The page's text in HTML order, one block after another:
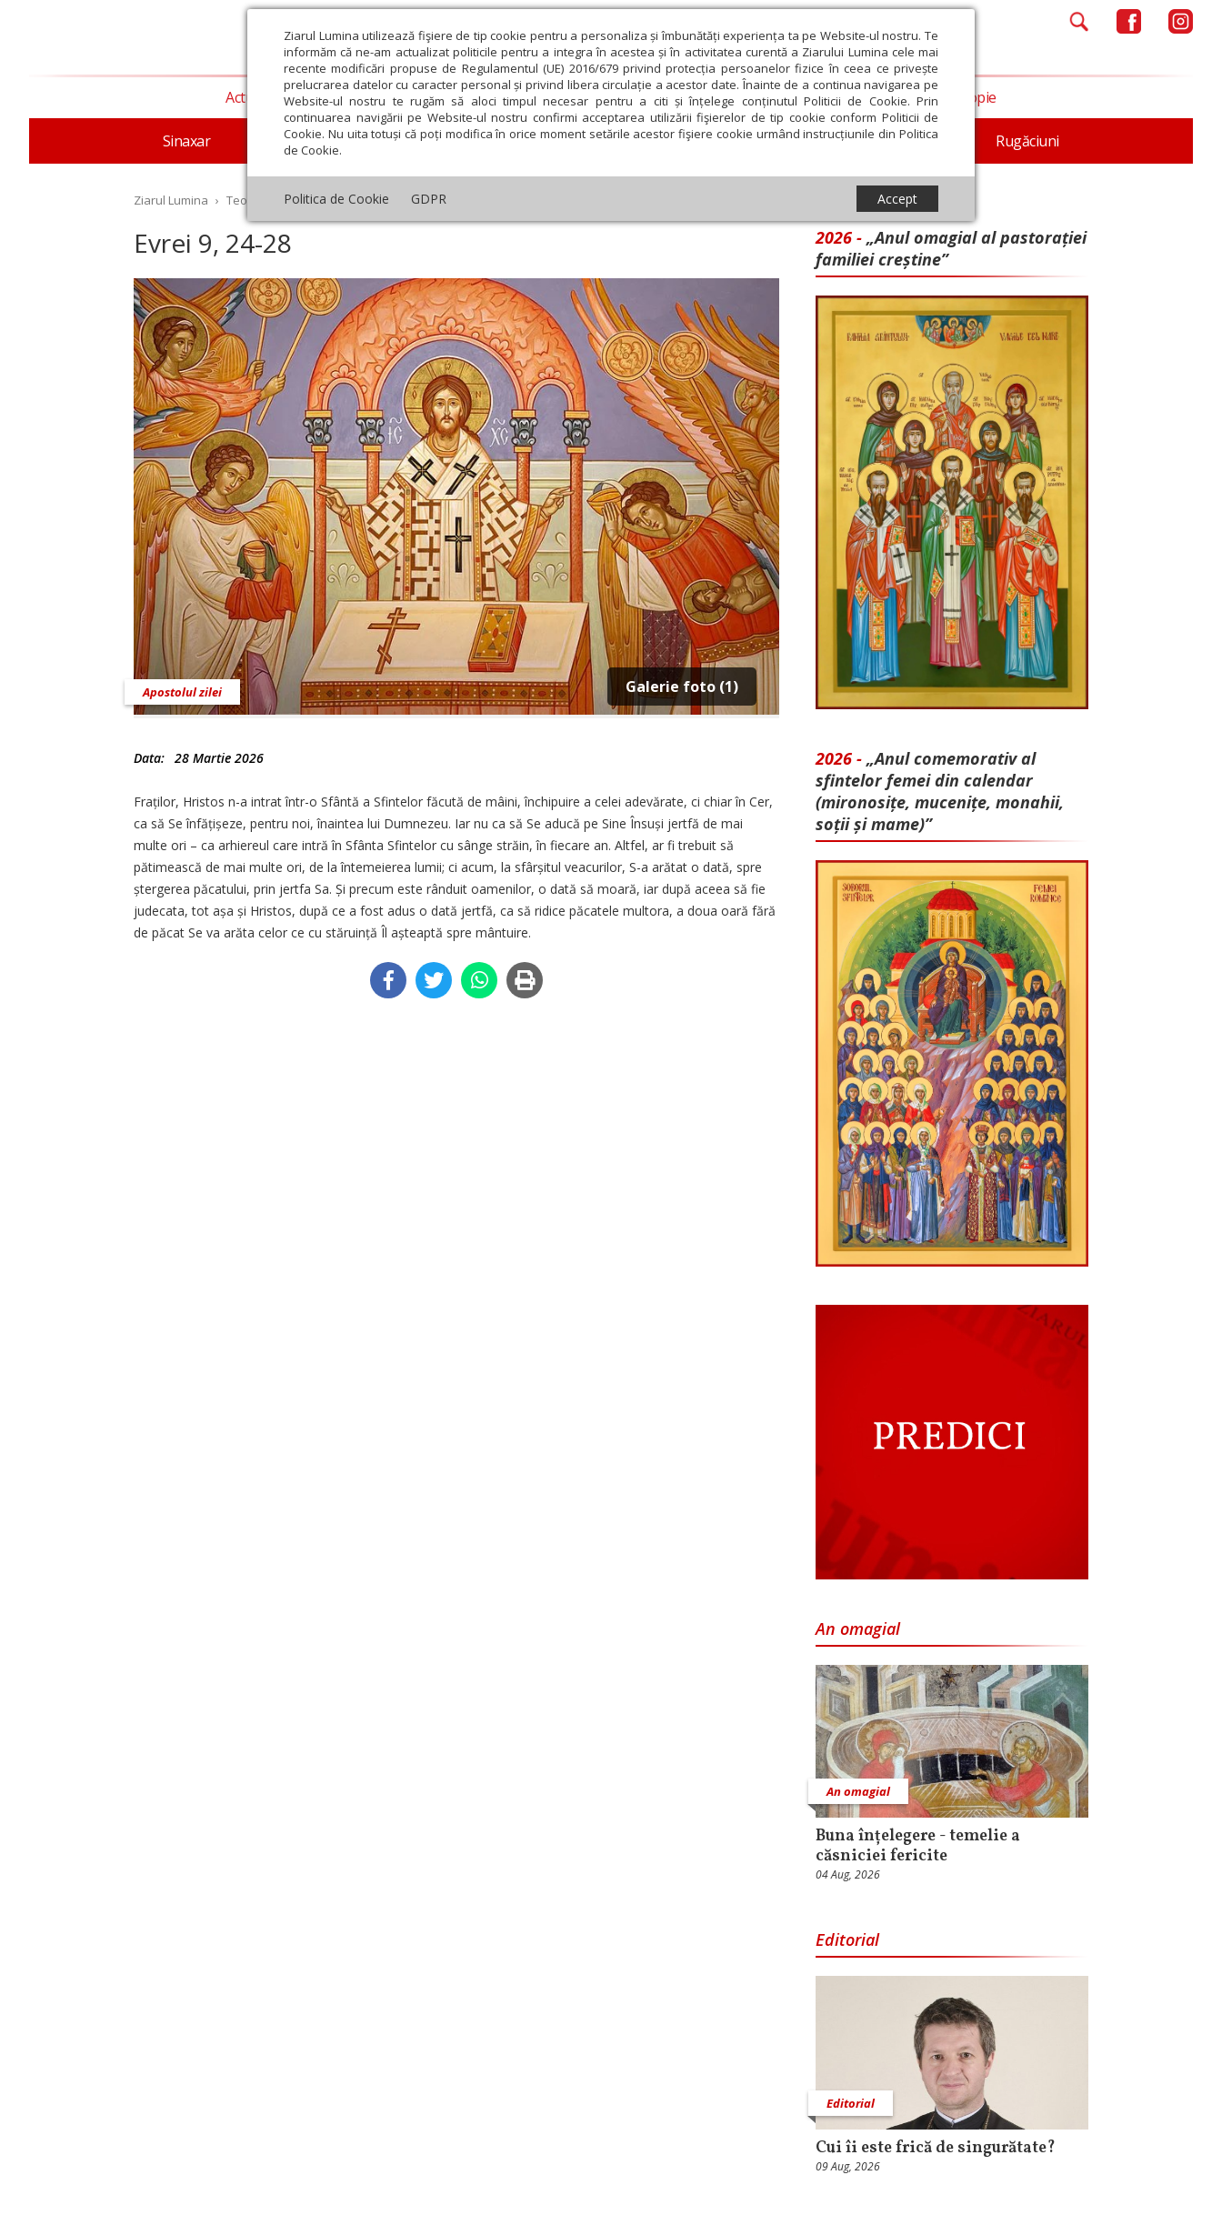
Ziarul Lumina utilizează fişiere de tip cookie pentru a personaliza și îmbunătăți experiența ta pe Website-ul nostru. Te
informăm că ne-am actualizat politicile pentru a integra în acestea și în activitatea curentă a Ziarului Lumina cele mai
recente modificări propuse de Regulamentul (UE) 2016/679 privind protecția persoanelor fizice în ceea ce privește
prelucrarea datelor cu caracter personal și privind libera circulație a acestor date. Înainte de a continua navigarea pe
Website-ul nostru te rugăm să aloci timpul necesar pentru a citi și înțelege conținutul Politicii de Cookie. Prin
continuarea navigării pe Website-ul nostru confirmi acceptarea utilizării fişierelor de tip cookie conform Politicii de
Cookie. Nu uita totuși că poți modifica în orice moment setările acestor fişiere cookie urmând instrucțiunile din Politica
de Cookie.
Politica de Cookie GDPR Accept
Actualitate religioasă Teologie și spiritualitate
Sinaxar Apostolul zilei Evanghelia zilei Evanghelia de Duminică Theologica Liturgica Patristica Rugăciuni
Educaţie și Cultură Societate Opinii Filantropie
Ziarul Lumina › Teologie și spiritualitate › Apostolul zilei
Evrei 9, 24-28
Galerie foto (1)
Apostolul zilei
Data: 28 Martie 2026
Fraților, Hristos n-a intrat într-o Sfântă a Sfintelor făcută de mâini, închipuire a celei adevărate, ci chiar în Cer,
ca să Se înfățișeze, pentru noi, înaintea lui Dumnezeu. Iar nu ca să Se aducă pe Sine Însuși jertfă de mai
multe ori – ca arhiereul care intră în Sfânta Sfintelor cu sânge străin, în fiecare an. Altfel, ar fi trebuit să
pătimească de mai multe ori, de la întemeierea lumii; ci acum, la sfârșitul veacurilor, S-a arătat o dată, spre
ștergerea păcatului, prin jertfa Sa. Și precum este rânduit oamenilor, o dată să moară, iar după aceea să fie
judecata, tot așa și Hristos, după ce a fost adus o dată jertfă, ca să ridice păcatele multora, a doua oară fără
de păcat Se va arăta celor ce cu stăruință Îl așteaptă spre mântuire.
2026 - „Anul omagial al pastorației
familiei creștine”
2026 - „Anul comemorativ al
sfintelor femei din calendar
(mironosițe, mu­cenițe, monahii,
soții și mame)”
An omagial
An omagial
Buna înțelegere - temelie a
căsniciei fericite
04 Aug, 2026
Editorial
Editorial
Cui îi este frică de singurătate?
09 Aug, 2026